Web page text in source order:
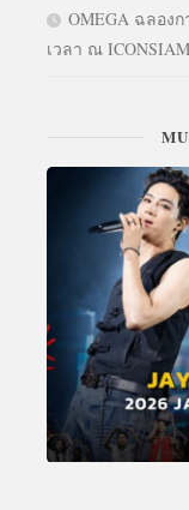
OMEGA ฉลอง
เวลา ณ